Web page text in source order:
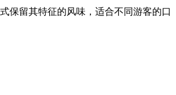
保留其特征的风味，适合不同游客的口